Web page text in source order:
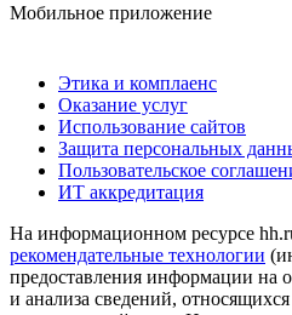
Мобильное приложение
Этика и комплаенс
Оказание услуг
Использование сайтов
Защита персональных
Пользовательское
ИТ аккредитация
На информационном ресурсе
рекомендательные технологии
предоставления информации на
и анализа сведений,